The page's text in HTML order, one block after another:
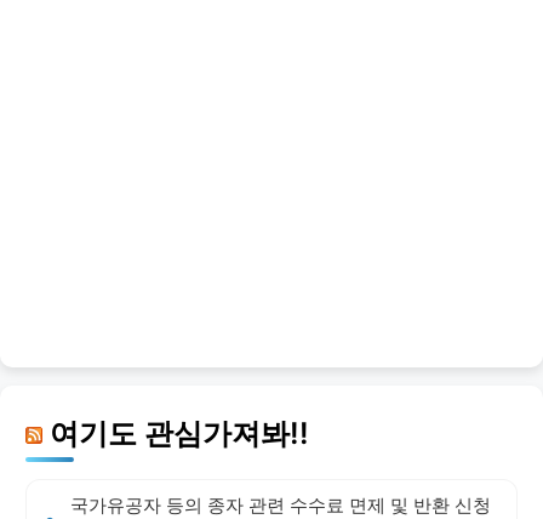
여기도 관심가져봐!!
국가유공자 등의 종자 관련 수수료 면제 및 반환 신청